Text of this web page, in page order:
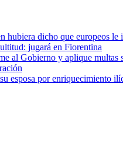
dicho que europeos le
jugará en Fiorentina
al Gobierno y aplique
esposa por enriquecimiento